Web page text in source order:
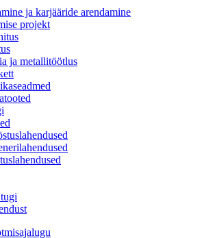
ja karjääride arendamine
projekt
ja metallitöötlus